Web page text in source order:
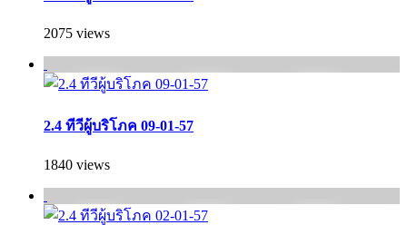
2075 views
2.4 ทีวีผู้บริโภค 09-01-57
1840 views